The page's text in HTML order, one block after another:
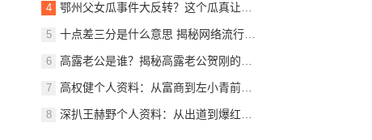
鄂州父女瓜事件大反转？这个瓜真让人吃惊！
十点差三分是什么意思 揭秘网络流行语的由来
高露老公是谁？揭秘高露老公贺刚的个人资料
高权健个人资料：从富商到左小青前夫的完整故事
深扒王赫野个人资料：从出道到爆红之路全记录！